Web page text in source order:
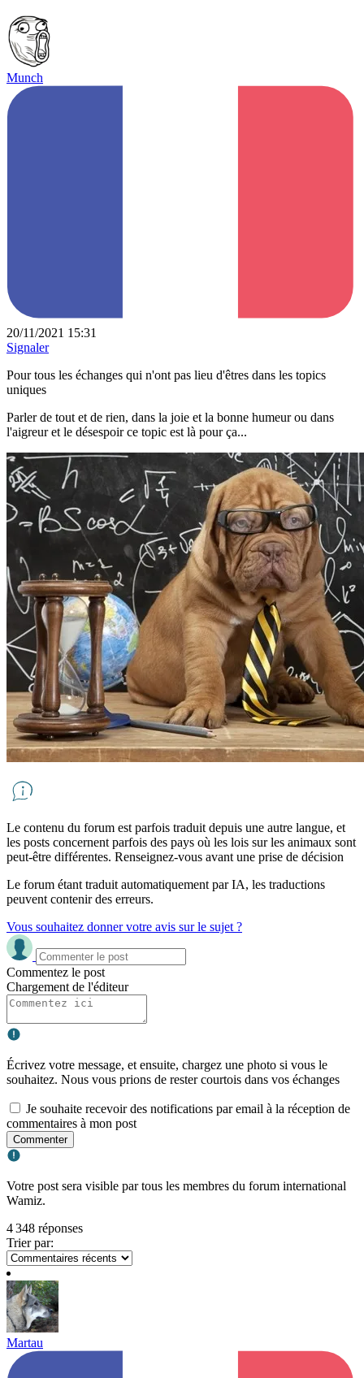
Munch
20/11/2021 15:31
Signaler
Pour tous les échanges qui n'ont pas lieu d'êtres dans les topics
uniques
Parler de tout et de rien, dans la joie et la bonne humeur ou dans
l'aigreur et le désespoir ce topic est là pour ça...
Le contenu du forum est parfois traduit depuis une autre langue, et
les posts concernent parfois des pays où les lois sur les animaux sont
peut-être différentes. Renseignez-vous avant une prise de décision
Le forum étant traduit automatiquement par IA, les traductions
peuvent contenir des erreurs.
Vous souhaitez donner votre avis sur le sujet ?
Commentez le post
Chargement de l'éditeur
Écrivez votre message, et ensuite, chargez une photo si vous le
souhaitez. Nous vous prions de rester courtois dans vos échanges
Je souhaite recevoir des notifications par email à la réception de
commentaires à mon post
Commenter
Votre post sera visible par tous les membres du forum international
Wamiz.
4 348 réponses
Trier par:
Martau